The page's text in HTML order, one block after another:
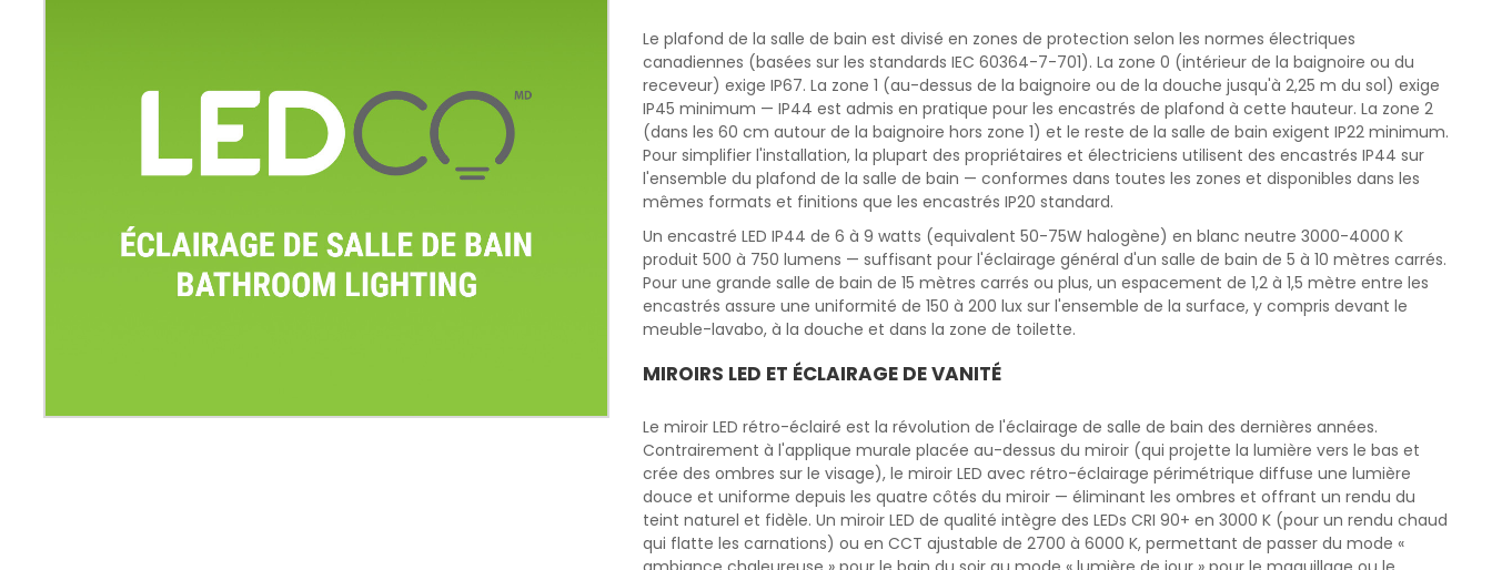
Le plafond de la salle de bain est divisé en zones de protection selon les normes électriques
canadiennes (basées sur les standards IEC 60364-7-701). La zone 0 (intérieur de la baignoire ou du
receveur) exige IP67. La zone 1 (au-dessus de la baignoire ou de la douche jusqu'à 2,25 m du sol) exige
IP45 minimum — IP44 est admis en pratique pour les encastrés de plafond à cette hauteur. La zone 2
(dans les 60 cm autour de la baignoire hors zone 1) et le reste de la salle de bain exigent IP22 minimum.
Pour simplifier l'installation, la plupart des propriétaires et électriciens utilisent des encastrés IP44 sur
l'ensemble du plafond de la salle de bain — conformes dans toutes les zones et disponibles dans les
mêmes formats et finitions que les encastrés IP20 standard.
Un encastré LED IP44 de 6 à 9 watts (equivalent 50-75W halogène) en blanc neutre 3000-4000 K
produit 500 à 750 lumens — suffisant pour l'éclairage général d'un salle de bain de 5 à 10 mètres carrés.
Pour une grande salle de bain de 15 mètres carrés ou plus, un espacement de 1,2 à 1,5 mètre entre les
encastrés assure une uniformité de 150 à 200 lux sur l'ensemble de la surface, y compris devant le
meuble-lavabo, à la douche et dans la zone de toilette.
MIROIRS LED ET ÉCLAIRAGE DE VANITÉ
Le miroir LED rétro-éclairé est la révolution de l'éclairage de salle de bain des dernières années.
Contrairement à l'applique murale placée au-dessus du miroir (qui projette la lumière vers le bas et
crée des ombres sur le visage), le miroir LED avec rétro-éclairage périmétrique diffuse une lumière
douce et uniforme depuis les quatre côtés du miroir — éliminant les ombres et offrant un rendu du
teint naturel et fidèle. Un miroir LED de qualité intègre des LEDs CRI 90+ en 3000 K (pour un rendu chaud
qui flatte les carnations) ou en CCT ajustable de 2700 à 6000 K, permettant de passer du mode «